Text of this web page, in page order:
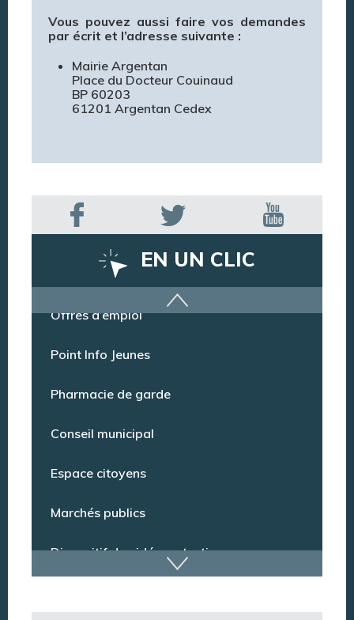
Vous pouvez aussi faire vos demandes
par écrit et l’adresse suivante :
Mairie Argentan
Place du Docteur Couinaud
BP 60203
61201 Argentan Cedex
EN UN CLIC
Dispositif de vidéoprotection
Annuaire des services